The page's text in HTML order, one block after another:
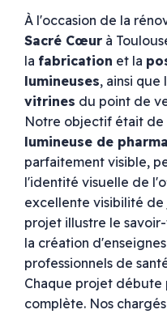
À l'occasion de la
Sacré Cœur à
la fabrication et la
lumineuses, ainsi que
vitrines du point de
Notre objectif était de
lumineuse de
parfaitement visible,
l'identité visuelle de
excellente visibilité de
projet illustre le
la création
professionnels de
Chaque projet
complète. Nos